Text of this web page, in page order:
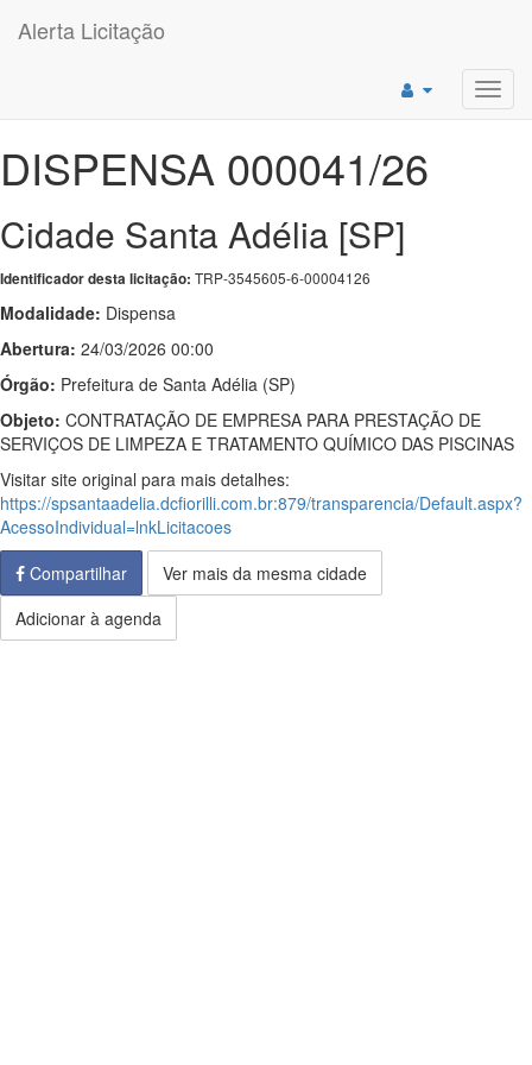
Alerta Licitação
DISPENSA 000041/26
Cidade Santa Adélia [SP]
Identificador desta licitação: TRP-3545605-6-00004126
Modalidade: Dispensa
Abertura: 24/03/2026 00:00
Órgão: Prefeitura de Santa Adélia (SP)
Objeto: CONTRATAÇÃO DE EMPRESA PARA PRESTAÇÃO DE
SERVIÇOS DE LIMPEZA E TRATAMENTO QUÍMICO DAS PISCINAS
Visitar site original para mais detalhes:
https://spsantaadelia.dcfiorilli.com.br:879/transparencia/Default.aspx?
AcessoIndividual=lnkLicitacoes
Compartilhar
Ver mais da mesma cidade
Adicionar à agenda